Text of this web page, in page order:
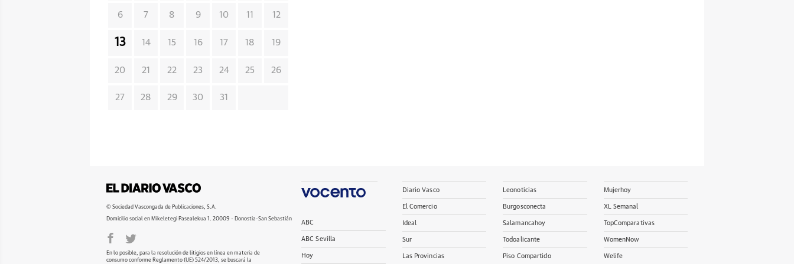
6 7 8 9 10 11 12
13 14 15 16 17 18 19
20 21 22 23 24 25 26
27 28 29 30 31
© Sociedad Vascongada de Publicaciones, S.A.
Domicilio social en Mikeletegi Pasealekua 1. 20009 - Donostia-San Sebastián
En lo posible, para la resolución de litigios en línea en materia de
consumo conforme Reglamento (UE) 524/2013, se buscará la
ABC
ABC Sevilla
Hoy
Diario Vasco
El Comercio
Ideal
Sur
Las Provincias
Leonoticias
Burgosconecta
Salamancahoy
Todoalicante
Piso Compartido
Mujerhoy
XL Semanal
TopComparativas
WomenNow
Welife